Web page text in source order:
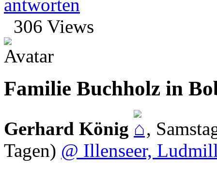
antworten
306 Views
Familie Buchholz in
Gerhard König ,
Tagen) @ Illenseer,